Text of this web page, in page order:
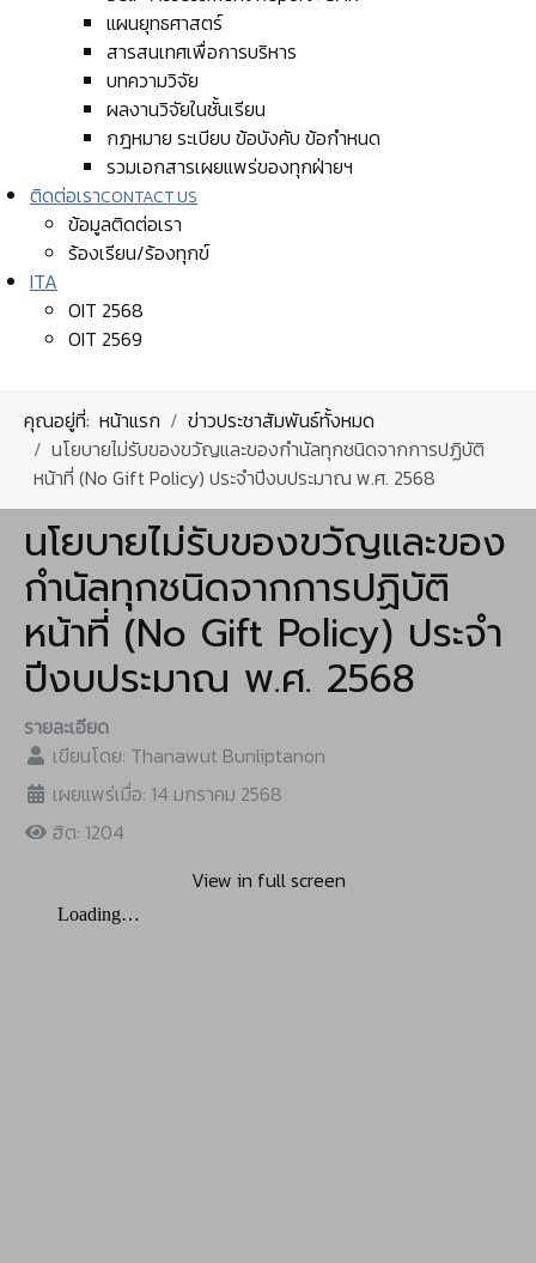
แผนยุทธศาสตร์
สารสนเทศเพื่อการบริหาร
บทความวิจัย
ผลงานวิจัยในชั้นเรียน
กฎหมาย ระเบียบ ข้อบังคับ ข้อกำหนด
รวมเอกสารเผยแพร่ของทุกฝ่ายฯ
ติดต่อเราCONTACT US
ข้อมูลติดต่อเรา
ร้องเรียน/ร้องทุกข์
ITA
OIT 2568
OIT 2569
คุณอยู่ที่: หน้าแรก
ข่าวประชาสัมพันธ์ทั้งหมด
นโยบายไม่รับของขวัญและของกำนัลทุกชนิดจากการปฏิบัติ
หน้าที่ (No Gift Policy) ประจำปีงบประมาณ พ.ศ. 2568
นโยบายไม่รับของขวัญและของ
กำนัลทุกชนิดจากการปฏิบัติ
หน้าที่ (No Gift Policy) ประจำ
ปีงบประมาณ พ.ศ. 2568
รายละเอียด
เขียนโดย: Thanawut Bunliptanon
เผยแพร่เมื่อ: 14 มกราคม 2568
ฮิต: 1204
View in full screen